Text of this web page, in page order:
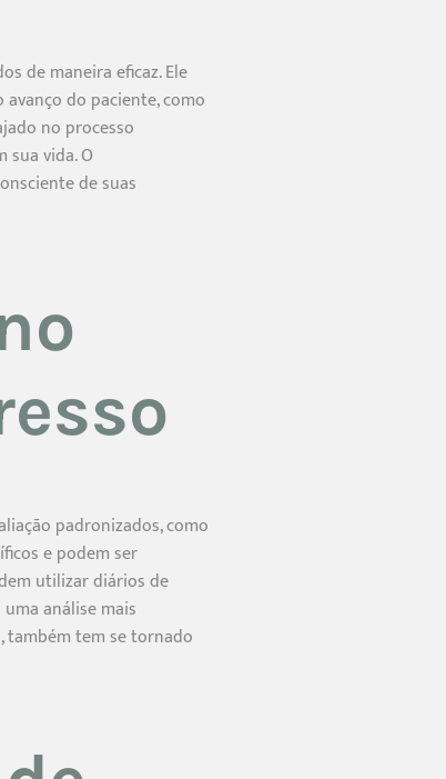
de maneira eficaz. Ele
do paciente, como
no processo
vida. O
de suas
padronizados, como
e podem ser
utilizar diários de
análise mais
também tem se tornado